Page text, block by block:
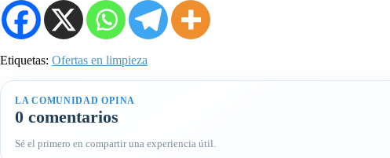
Etiquetas: Ofertas en limpieza
LA COMUNIDAD OPINA
0 comentarios
Sé el primero en compartir una experiencia útil.